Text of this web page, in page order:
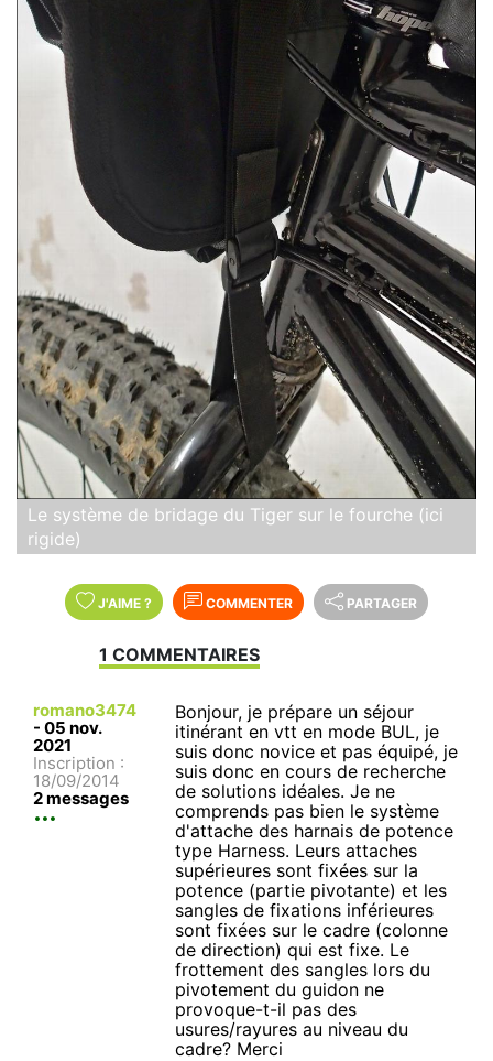
Le système de bridage du Tiger sur le fourche (ici
rigide)
J'AIME ? COMMENTER PARTAGER
1 COMMENTAIRES
romano3474
- 05 nov.
2021
Inscription :
18/09/2014
2 messages
Bonjour, je prépare un séjour
itinérant en vtt en mode BUL, je
suis donc novice et pas équipé, je
suis donc en cours de recherche
de solutions idéales. Je ne
comprends pas bien le système
d'attache des harnais de potence
type Harness. Leurs attaches
supérieures sont fixées sur la
potence (partie pivotante) et les
sangles de fixations inférieures
sont fixées sur le cadre (colonne
de direction) qui est fixe. Le
frottement des sangles lors du
pivotement du guidon ne
provoque-t-il pas des
usures/rayures au niveau du
cadre? Merci